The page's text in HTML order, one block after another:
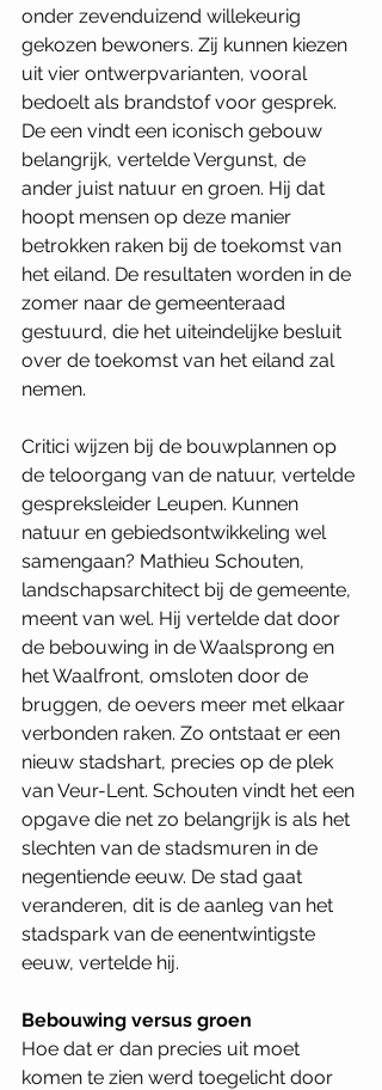
onder zevenduizend willekeurig
gekozen bewoners. Zij kunnen kiezen
uit vier ontwerpvarianten, vooral
bedoelt als brandstof voor gesprek.
De een vindt een iconisch gebouw
belangrijk, vertelde Vergunst, de
ander juist natuur en groen. Hij dat
hoopt mensen op deze manier
betrokken raken bij de toekomst van
het eiland. De resultaten worden in de
zomer naar de gemeenteraad
gestuurd, die het uiteindelijke besluit
over de toekomst van het eiland zal
nemen.
Critici wijzen bij de bouwplannen op
de teloorgang van de natuur, vertelde
gespreksleider Leupen. Kunnen
natuur en gebiedsontwikkeling wel
samengaan? Mathieu Schouten,
landschapsarchitect bij de gemeente,
meent van wel. Hij vertelde dat door
de bebouwing in de Waalsprong en
het Waalfront, omsloten door de
bruggen, de oevers meer met elkaar
verbonden raken. Zo ontstaat er een
nieuw stadshart, precies op de plek
van Veur-Lent. Schouten vindt het een
opgave die net zo belangrijk is als het
slechten van de stadsmuren in de
negentiende eeuw. De stad gaat
veranderen, dit is de aanleg van het
stadspark van de eenentwintigste
eeuw, vertelde hij.
Bebouwing versus groen
Hoe dat er dan precies uit moet
komen te zien werd toegelicht door